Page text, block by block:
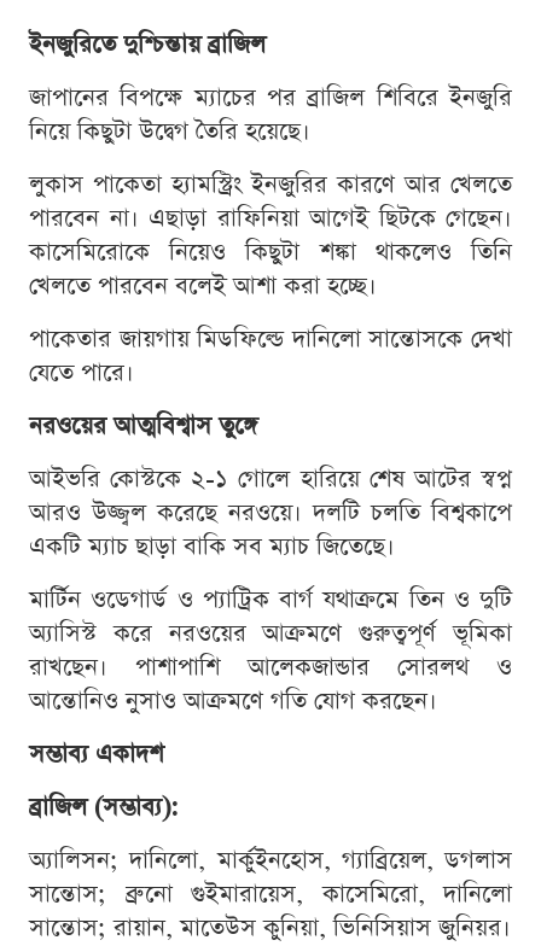
ইনজুরিতে দুশ্চিন্তায় ব্রাজিল
জাপানের বিপক্ষে ম্যাচের পর ব্রাজিল শিবিরে ইনজুরি
নিয়ে কিছুটা উদ্বেগ তৈরি হয়েছে।
লুকাস পাকেতা হ্যামস্ট্রিং ইনজুরির কারণে আর খেলতে
পারবেন না। এছাড়া রাফিনিয়া আগেই ছিটকে গেছেন।
কাসেমিরোকে নিয়েও কিছুটা শঙ্কা থাকলেও তিনি
খেলতে পারবেন বলেই আশা করা হচ্ছে।
পাকেতার জায়গায় মিডফিল্ডে দানিলো সান্তোসকে দেখা
যেতে পারে।
নরওয়ের আত্মবিশ্বাস তুঙ্গে
আইভরি কোস্টকে ২-১ গোলে হারিয়ে শেষ আটের স্বপ্ন
আরও উজ্জ্বল করেছে নরওয়ে। দলটি চলতি বিশ্বকাপে
একটি ম্যাচ ছাড়া বাকি সব ম্যাচ জিতেছে।
মার্টিন ওডেগার্ড ও প্যাট্রিক বার্গ যথাক্রমে তিন ও দুটি
অ্যাসিস্ট করে নরওয়ের আক্রমণে গুরুত্বপূর্ণ ভূমিকা
রাখছেন। পাশাপাশি আলেকজান্ডার সোরলথ ও
আন্তোনিও নুসাও আক্রমণে গতি যোগ করছেন।
সম্ভাব্য একাদশ
ব্রাজিল (সম্ভাব্য):
অ্যালিসন; দানিলো, মার্কুইনহোস, গ্যাব্রিয়েল, ডগলাস
সান্তোস; ব্রুনো গুইমারায়েস, কাসেমিরো, দানিলো
সান্তোস; রায়ান, মাতেউস কুনিয়া, ভিনিসিয়াস জুনিয়র।